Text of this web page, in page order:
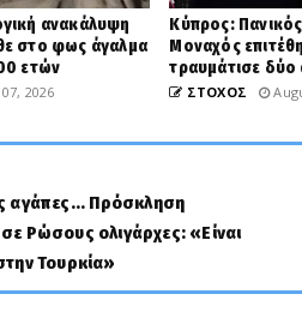
ανακάλυψη
στο φως άγαλμα
ετών
2026
Κύπρος:
Μοναχός
τραυμάτισε δύο
ΣΤΟΧΟΣ
αγάπες... Πρόσκληση
Ρώσους ολιγάρχες: «Είναι
Τουρκία»